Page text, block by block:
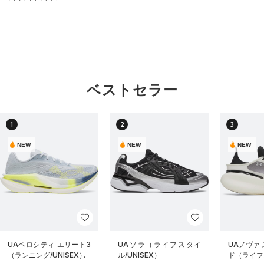
ベストセラー
1
NEW
UAベロシティ エリート3
（ランニング/UNISEX）
2
NEW
UAソラ（ライフスタイ
ル/UNISEX）
3
NEW
UAノヴァ
ド（ライ